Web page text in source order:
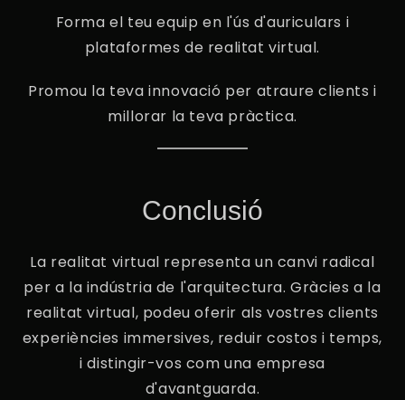
Forma el teu equip en l'ús d'auriculars i
plataformes de realitat virtual.
Promou la teva innovació per atraure clients i
millorar la teva pràctica.
Conclusió
La realitat virtual representa un canvi radical
per a la indústria de l'arquitectura. Gràcies a la
realitat virtual, podeu oferir als vostres clients
experiències immersives, reduir costos i temps,
i distingir-vos com una empresa
d'avantguarda.